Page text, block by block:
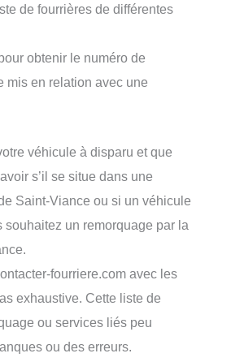
de fourrières de différentes
obtenir le numéro de
mis en relation avec une
véhicule à disparu et que
s’il se situe dans une
Saint-Viance ou si un véhicule
souhaitez un remorquage par la
fourriere.com avec les
exhaustive. Cette liste de
ou services liés peu
ou des erreurs.